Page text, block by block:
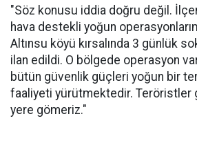
"Söz konusu iddia doğru değil.
hava destekli yoğun
Altınsu köyü kırsalında 3 günlük
ilan edildi. O bölgede operasyon
bütün güvenlik güçleri yoğun bir
faaliyeti yürütmektedir. Teröristler
yere gömeriz."